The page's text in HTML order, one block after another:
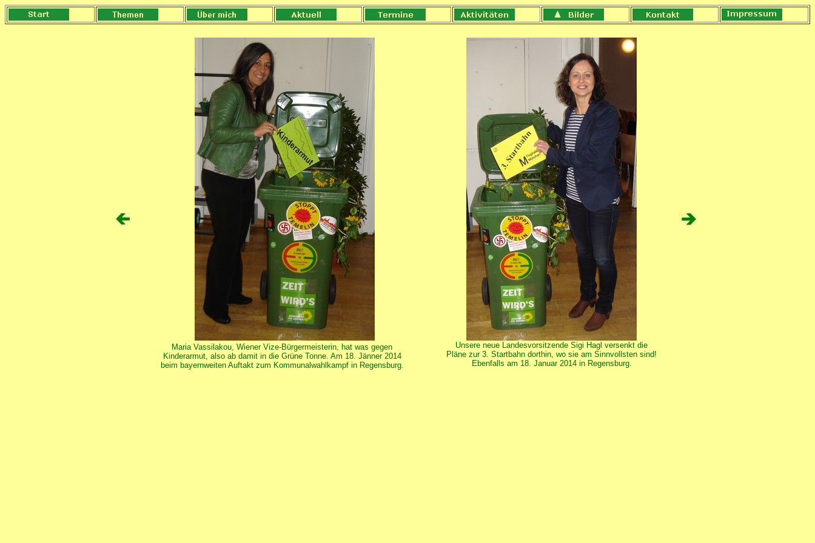
Maria Vassilakou, Wiener Vize-Bürgermeisterin, hat was gegen
Kinderarmut, also ab damit in die Grüne Tonne. Am 18. Jänner 2014
beim bayernweiten Auftakt zum Kommunalwahlkampf in Regensburg.
Unsere neue Landesvorsitzende Sigi Hagl versenkt die
Pläne zur 3. Startbahn dorthin, wo sie am Sinnvollsten sind!
Ebenfalls am 18. Januar 2014 in Regensburg.